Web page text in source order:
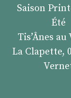
Saison
Été
Tis’Ânes
La Clapette,